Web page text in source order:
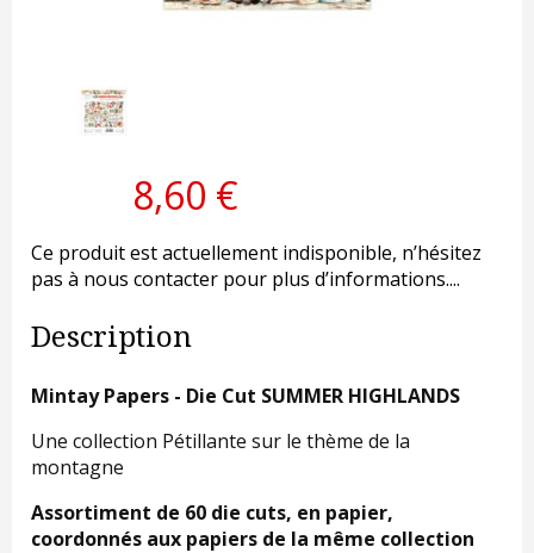
8,60 €
Ce produit est actuellement indisponible, n’hésitez
pas à nous contacter pour plus d’informations....
Description
Mintay Papers - Die Cut SUMMER HIGHLANDS
Une collection Pétillante sur le thème de la
montagne
Assortiment de 60 die cuts, en papier,
coordonnés aux papiers de la même collection